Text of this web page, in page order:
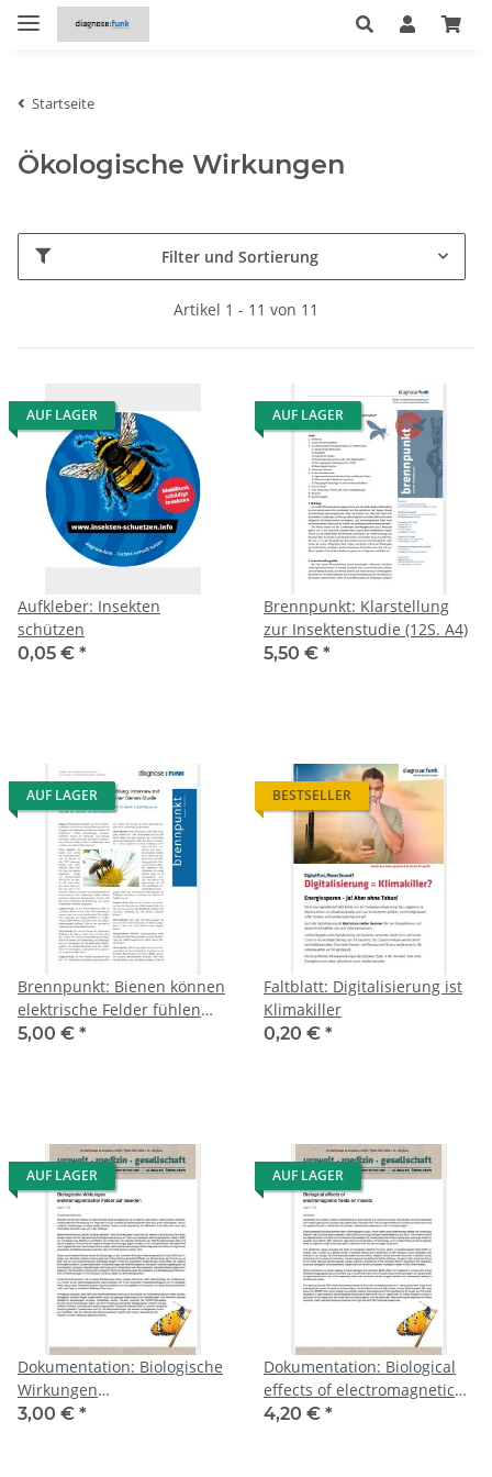
Startseite
Ökologische Wirkungen
Filter und Sortierung
Artikel 1 - 11 von 11
AUF LAGER
Aufkleber: Insekten
schützen
0,05 € *
AUF LAGER
Brennpunkt: Klarstellung
zur Insektenstudie (12S. A4)
5,50 € *
AUF LAGER
Brennpunkt: Bienen können
elektrische Felder fühlen
(Interview Warnke)
5,00 € *
BESTSELLER
Faltblatt: Digitalisierung ist
Klimakiller
0,20 € *
AUF LAGER
Dokumentation: Biologische
Wirkungen
elektromagnetischer Felder
3,00 € *
AUF LAGER
Dokumentation: Biological
effects of electromagnetic
fields on insects,
4,20 € *